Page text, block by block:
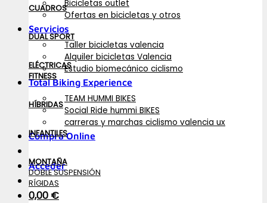
Bicicletas outlet
Ofertas en bicicletas y otros
Servicios
Taller bicicletas valencia
Alquiler bicicletas Valencia
Estudio biomecánico ciclismo
Total Biking Experience
TEAM HUMMI BIKES
Social Ride hummi BIKES
carreras y marchas ciclismo valencia ux
Compra Online
Acceder
0,00 €
CUADROS
DUAL SPORT
ELÉCTRICAS
FITNESS
HÍBRIDAS
INFANTILES
MONTAÑA
DOBLE SUSPENSIÓN
RÍGIDAS